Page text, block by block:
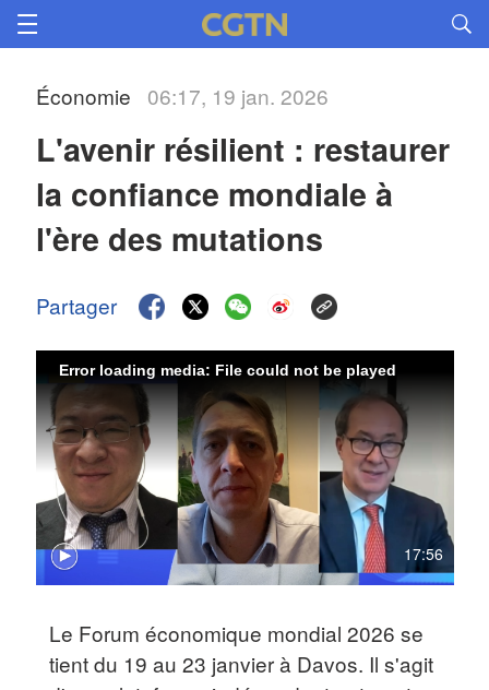
Économie 06:17, 19 jan. 2026
L'avenir résilient : restaurer
la confiance mondiale à
l'ère des mutations
Partager
17:56
Error loading media: File could not be played
Le Forum économique mondial 2026 se
tient du 19 au 23 janvier à Davos. Il s'agit